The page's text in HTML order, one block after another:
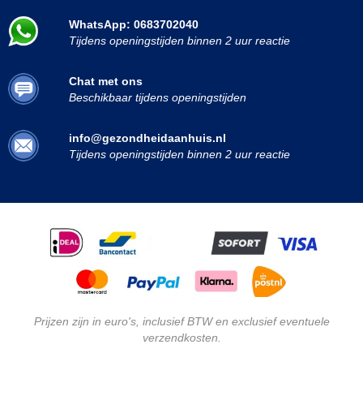
WhatsApp: 0683702040
Tijdens openingstijden binnen 2 uur reactie
Chat met ons
Beschikbaar tijdens openingstijden
info@gezondheidaanhuis.nl
Tijdens openingstijden binnen 2 uur reactie
Prijzen zijn in euro's, inclusief BTW en exclusief eventuele
verzendkosten.